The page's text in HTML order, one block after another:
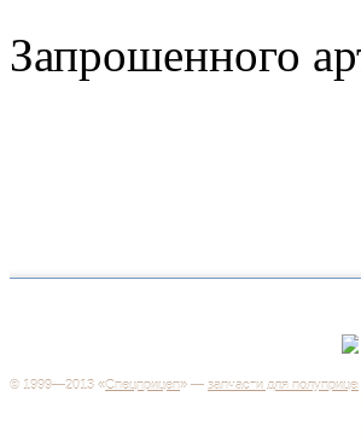
Запрошенного
© 1999—2013 «Спецприцеп» — запчасти для